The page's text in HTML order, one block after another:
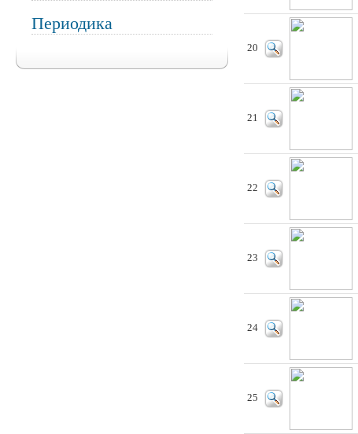
Периодика
20
21
22
23
24
25